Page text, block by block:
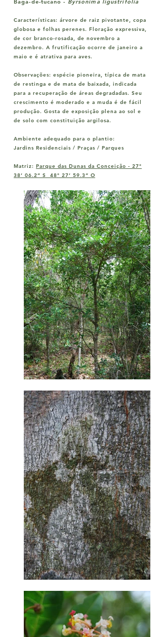
Baga-de-tucano - Byrsonima ligustrifolia
Características: árvore de raiz pivotante, copa
globosa e folhas perenes. Floração expressiva,
de cor branco-rosada, de novembro a
dezembro. A frutificação ocorre de janeiro a
maio e é atrativa para aves.
Observações: espécie pioneira, típica de mata
de restinga e de mata de baixada, indicada
para a recuperação de áreas degradadas. Seu
crescimento é moderado e a muda é de fácil
produção. Gosta de exposição plena ao sol e
de solo com constituição argilosa.
Ambiente adequado para o plantio:
Jardins Residenciais / Praças / Parques
Matriz: Parque das Dunas da Conceição - 27°
38’ 06.2” S 48° 27’ 59.3” O